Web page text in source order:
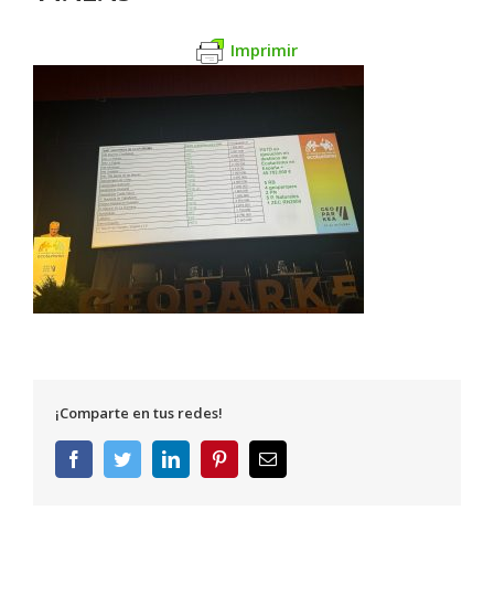
Imprimir
¡Comparte en tus redes!
FacebookTwitterLinkedInPinterestCorreo
electrónico